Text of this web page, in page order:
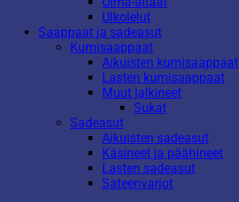
Ulkolelut
Saappaat ja sadeasut
Kumisaappaat
Aikuisten kumisaappaat
Lasten kumisaappaat
Muut jalkineet
Sukat
Sadeasut
Aikuisten sadeasut
Käsineet ja päähineet
Lasten sadeasut
Sateenvarjot